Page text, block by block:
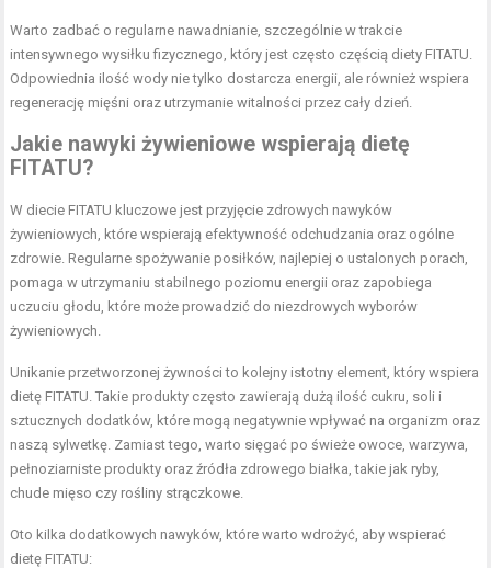
Warto zadbać o regularne nawadnianie, szczególnie w trakcie
intensywnego wysiłku fizycznego, który jest często częścią diety FITATU.
Odpowiednia ilość wody nie tylko dostarcza energii, ale również wspiera
regenerację mięśni oraz utrzymanie witalności przez cały dzień.
Jakie nawyki żywieniowe wspierają dietę
FITATU?
W diecie FITATU kluczowe jest przyjęcie zdrowych nawyków
żywieniowych, które wspierają efektywność odchudzania oraz ogólne
zdrowie. Regularne spożywanie posiłków, najlepiej o ustalonych porach,
pomaga w utrzymaniu stabilnego poziomu energii oraz zapobiega
uczuciu głodu, które może prowadzić do niezdrowych wyborów
żywieniowych.
Unikanie przetworzonej żywności to kolejny istotny element, który wspiera
dietę FITATU. Takie produkty często zawierają dużą ilość cukru, soli i
sztucznych dodatków, które mogą negatywnie wpływać na organizm oraz
naszą sylwetkę. Zamiast tego, warto sięgać po świeże owoce, warzywa,
pełnoziarniste produkty oraz źródła zdrowego białka, takie jak ryby,
chude mięso czy rośliny strączkowe.
Oto kilka dodatkowych nawyków, które warto wdrożyć, aby wspierać
dietę FITATU: